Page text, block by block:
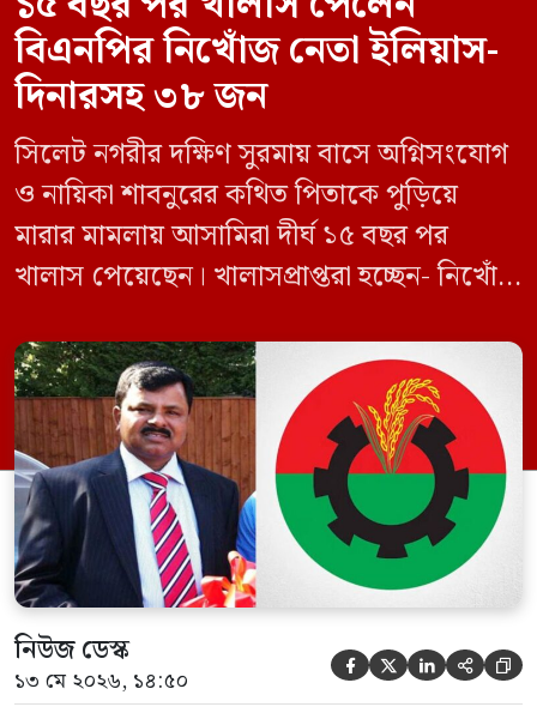
বিএনপির নিখোঁজ নেতা ইলিয়াস-
দিনারসহ ৩৮ জন
সিলেট নগরীর দক্ষিণ সুরমায় বাসে অগ্নিসংযোগ
ও নায়িকা শাবনুরের কথিত পিতাকে পুড়িয়ে
মারার মামলায় আসামিরা দীর্ঘ ১৫ বছর পর
খালাস পেয়েছেন। খালাসপ্রাপ্তরা হচ্ছেন- নিখোঁজ
ইফতেখার আহমদ দিনারসহ ৩৮ জন নেতাকর্মী।
মঙ্গলবার দুপুরে মামলার দীর্ঘ শুনানি ও সাক্ষ্য-
প্রমাণ জেরা শেষে আসামিরা নির্দোষ প্রমাণিত
হওয়ায় খালাস দেন বিচারক। মানবপাচার […]
নিউজ ডেস্ক
১৩ মে ২০২৬, ১৪:৫০     